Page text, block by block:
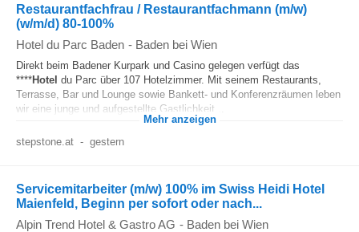
Restaurantfachfrau / Restaurantfachmann (m/w)
(w/m/d) 80-100%
Hotel du Parc Baden - Baden bei Wien
Direkt beim Badener Kurpark und Casino gelegen verfügt das
****Hotel du Parc über 107 Hotelzimmer. Mit seinem Restaurants,
Terrasse, Bar und Lounge sowie Bankett- und Konferenzräumen leben
wir eine junge und aufgestellte Gastlichkeit...
Mehr anzeigen
stepstone.at - gestern
Servicemitarbeiter (m/w) 100% im Swiss Heidi Hotel
Maienfeld, Beginn per sofort oder nach...
Alpin Trend Hotel & Gastro AG - Baden bei Wien